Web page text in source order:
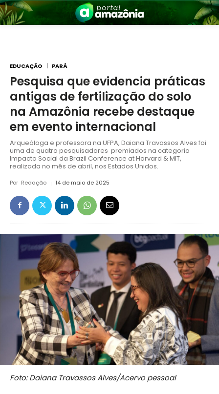
Amazônia
EDUCAÇÃO PARÁ
Pesquisa que evidencia práticas
antigas de fertilização do solo
na Amazônia recebe destaque
em evento internacional
Arqueóloga e professora na UFPA, Daiana Travassos Alves foi
uma de quatro pesquisadores premiados na categoria
Impacto Social da Brazil Conference at Harvard & MIT,
realizada no mês de abril, nos Estados Unidos.
Por Redação 14 de maio de 2025
Foto: Daiana Travassos Alves/Acervo pessoal